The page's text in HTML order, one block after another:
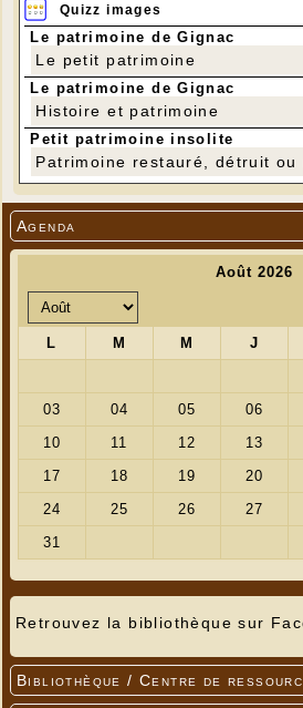
Agenda
Retrouvez la bibliothèque sur
Bibliothèque / Centre de
Quizz images
Le patrimoine de Gignac
Le petit patrimoine
Le patrimoine de Gignac
Histoire et patrimoine
Petit patrimoine insolite
Patrimoine restauré, détruit ou